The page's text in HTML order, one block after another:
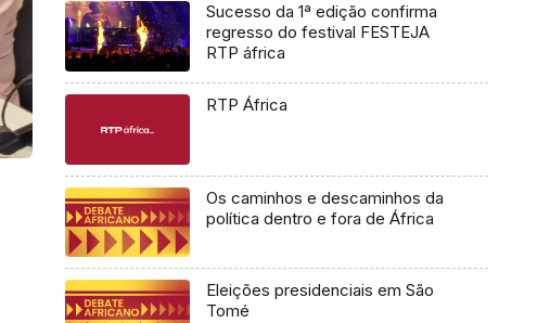
Sucesso da 1ª edição confirma
regresso do festival FESTEJA
RTP áfrica
RTP África
Os caminhos e descaminhos da
política dentro e fora de África
Eleições presidenciais em São
Tomé